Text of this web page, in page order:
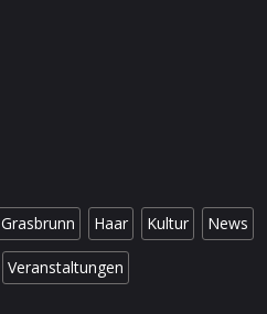
Grasbrunn Haar Kultur News
Veranstaltungen